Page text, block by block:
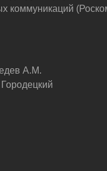
коммуникаций
А.М.